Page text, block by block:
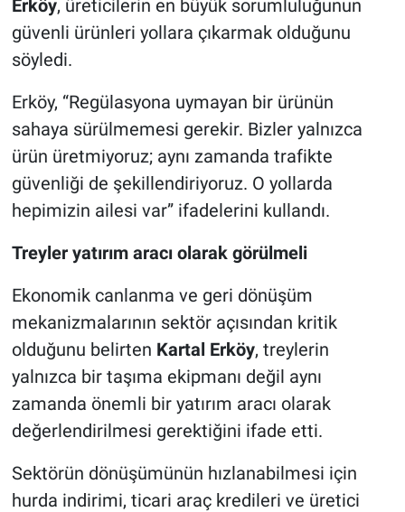
Erköy, üreticilerin en büyük sorumluluğunun
güvenli ürünleri yollara çıkarmak olduğunu
söyledi.
Erköy, “Regülasyona uymayan bir ürünün
sahaya sürülmemesi gerekir. Bizler yalnızca
ürün üretmiyoruz; aynı zamanda trafikte
güvenliği de şekillendiriyoruz. O yollarda
hepimizin ailesi var” ifadelerini kullandı.
Treyler yatırım aracı olarak görülmeli
Ekonomik canlanma ve geri dönüşüm
mekanizmalarının sektör açısından kritik
olduğunu belirten Kartal Erköy, treylerin
yalnızca bir taşıma ekipmanı değil aynı
zamanda önemli bir yatırım aracı olarak
değerlendirilmesi gerektiğini ifade etti.
Sektörün dönüşümünün hızlanabilmesi için
hurda indirimi, ticari araç kredileri ve üretici